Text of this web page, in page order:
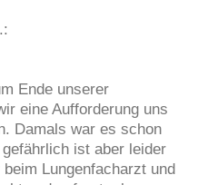
Ende unserer
eine Aufforderung uns
Damals war es schon
ist aber leider
Lungenfacharzt und